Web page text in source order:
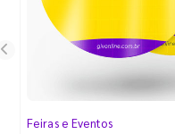
Feiras e Eventos